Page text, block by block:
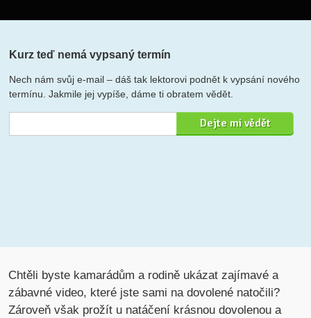
Kurz teď nemá vypsaný termín
Nech nám svůj e-mail – dáš tak lektorovi podnět k vypsání nového
termínu. Jakmile jej vypíše, dáme ti obratem vědět.
Chtěli byste kamarádům a rodině ukázat zajímavé a
zábavné video, které jste sami na dovolené natočili?
Zároveň však prožít u natáčení krásnou dovolenou a